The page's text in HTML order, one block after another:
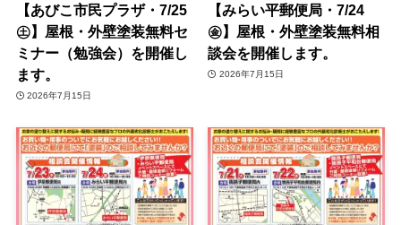
【あびこ市民プラザ・7/25
㊏】屋根・外壁塗装無料セ
ミナー（勉強会）を開催し
ます。
2026年7月15日
【みらい平郵便局・7/24
㊎】屋根・外壁塗装無料相
談会を開催します。
2026年7月15日